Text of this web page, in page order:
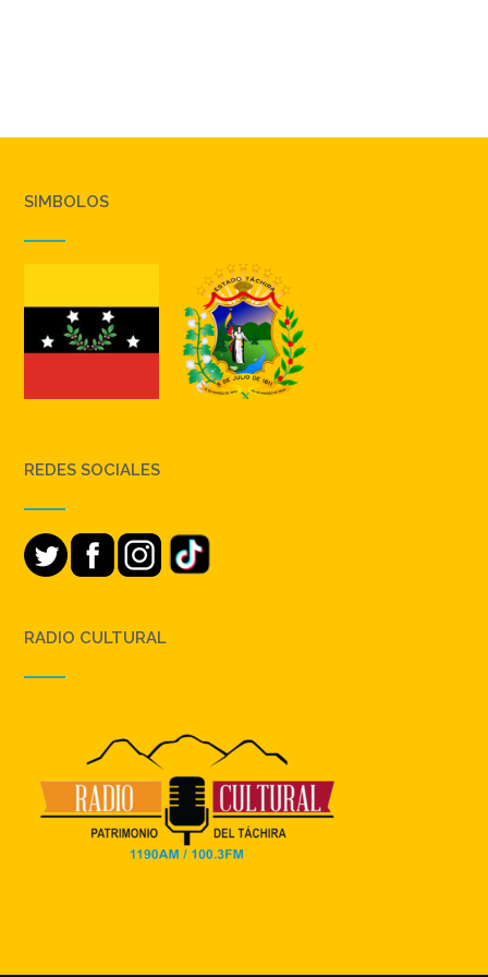
SIMBOLOS
REDES SOCIALES
RADIO CULTURAL